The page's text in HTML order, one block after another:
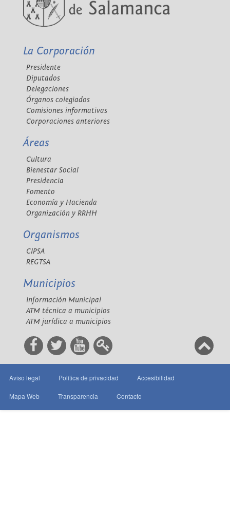
La Corporación
Presidente
Diputados
Delegaciones
Órganos colegiados
Comisiones informativas
Corporaciones anteriores
Áreas
Cultura
Bienestar Social
Presidencia
Fomento
Economía y Hacienda
Organización y RRHH
Organismos
CIPSA
REGTSA
Municipios
Información Municipal
ATM técnica a municipios
ATM jurídica a municipios
Aviso legal Política de privacidad Accesibilidad
Mapa Web Transparencia Contacto